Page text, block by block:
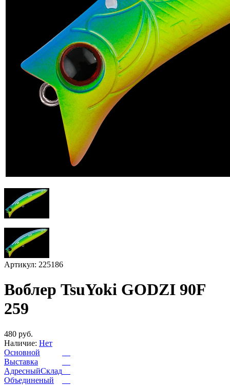
Артикул: 225186
Воблер TsuYoki GODZI 90F
259
480 руб.
Наличие: Нет
Основной
Выставка
АдресныйСклад
Объединеный